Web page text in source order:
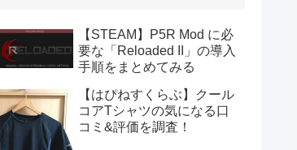
【STEAM】P5R Mod に必
要な「Reloaded II」の導入
手順をまとめてみる
【はぴねすくらぶ】クール
コアTシャツの気になる口
コミ&評価を調査！